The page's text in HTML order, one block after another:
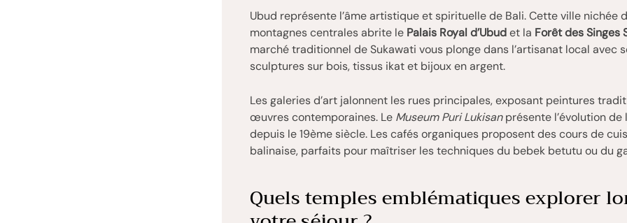
Ubud représente l’âme artistique et spirituelle de Bali. Cette ville nichée
montagnes centrales abrite le Palais Royal d’Ubudet la Forêt des Singes
marché traditionnel de Sukawati vous plonge dans l’artisanat local avec
sculptures sur bois, tissus ikat et bijoux en argent.
Les galeries d’art jalonnent les rues principales, exposant peintures
œuvres contemporaines. Le Museum Puri Lukisanprésente l’évolution de
depuis le 19ème siècle. Les cafés organiques proposent des cours de
balinaise, parfaits pour maîtriser les techniques du bebek betutu ou du
Quels temples emblématiques explorer